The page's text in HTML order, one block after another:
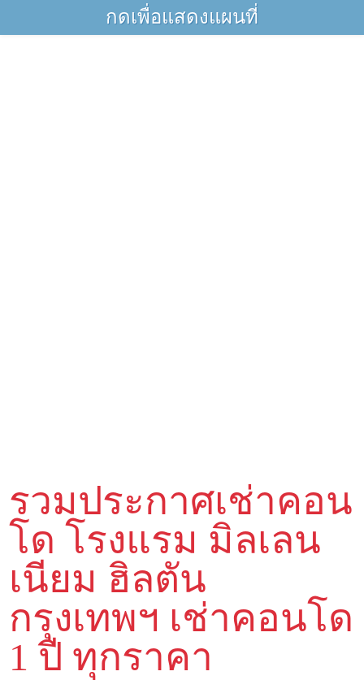
กดเพื่อแสดงแผนที่
รวมประกาศเช่าคอน
โด โรงแรม มิลเลน
เนียม ฮิลตัน
กรุงเทพฯ เช่าคอนโด
1 ปี ทุกราคา